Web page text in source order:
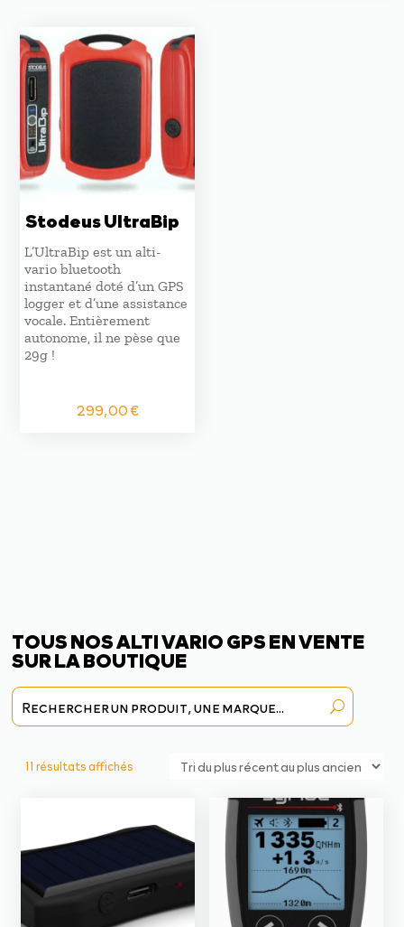
Stodeus UltraBip
L’UltraBip est un alti-
vario bluetooth
instantané doté d’un GPS
logger et d’une assistance
vocale. Entièrement
autonome, il ne pèse que
29g !
299,00€
TOUS NOS ALTI VARIO GPS EN VENTE
SUR LA BOUTIQUE
11 résultats affichés
au
ancien